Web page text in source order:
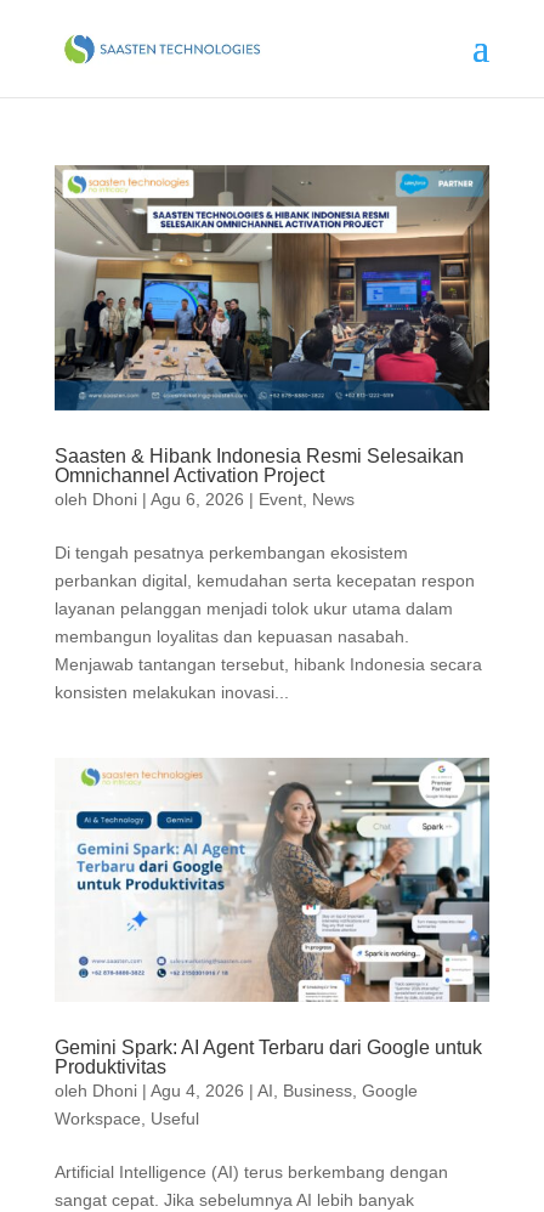
Saasten & Hibank Indonesia Resmi Selesaikan
Omnichannel Activation Project
oleh Dhoni| Agu 6, 2026 | Event, News
Di tengah pesatnya perkembangan ekosistem
perbankan digital, kemudahan serta kecepatan respon
layanan pelanggan menjadi tolok ukur utama dalam
membangun loyalitas dan kepuasan nasabah.
Menjawab tantangan tersebut, hibank Indonesia secara
konsisten melakukan inovasi...
Gemini Spark: AI Agent Terbaru dari Google untuk
Produktivitas
oleh Dhoni| Agu 4, 2026 | AI Business, Google
Workspace
Useful
Artificial Intelligence (AI) terus berkembang dengan
sangat cepat. Jika sebelumnya AI lebih banyak